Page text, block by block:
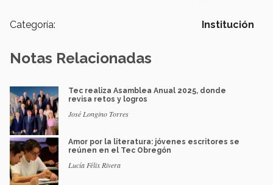
Categoría: Institución
Notas Relacionadas
Tec realiza Asamblea Anual 2025, donde
revisa retos y logros
José Longino Torres
Amor por la literatura: jóvenes escritores se
reúnen en el Tec Obregón
Lucía Félix Rivera